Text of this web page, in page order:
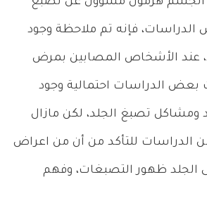
فإنه تم ملاحظة وجود
عند الأشخاص المصابين بمرض
بعض الدراسات احتمالية وجود
د ومشاكل تصبغ الجلد، لكن مازال
الدراسات للتأكد من أن من اعراض
الجلد ظهور التصبغات، وفهم